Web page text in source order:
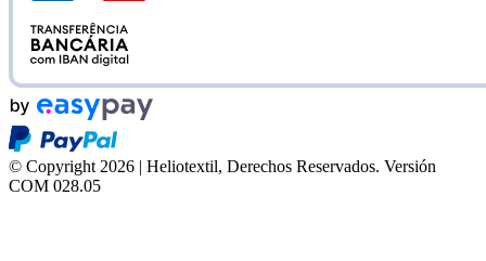
© Copyright 2026 | Heliotextil, Derechos Reservados. Versión
COM 028.05